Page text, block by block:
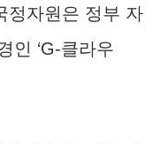
정자원은 정부 자
인 ‘G-클라우